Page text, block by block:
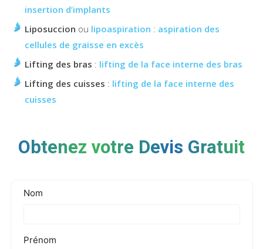
insertion d’implants
Liposuccion ou lipoaspiration : aspiration des
cellules de graisse en excès
Lifting des bras : lifting de la face interne des bras
Lifting des cuisses : lifting de la face interne des
cuisses
Obtenez votre Devis Gratuit